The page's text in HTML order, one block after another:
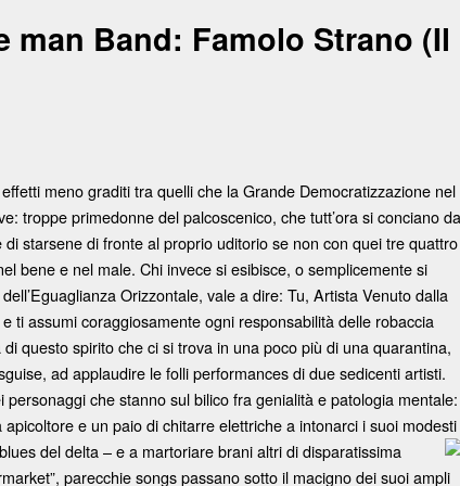
man Band: Famolo Strano (Il
meno graditi tra quelli che la Grande Democratizzazione nel
troppe primedonne del palcoscenico, che tutt’ora si conciano da
starsene di fronte al proprio uditorio se non con quei tre quattro
bene e nel male. Chi invece si esibisce, o semplicemente si
Orizzontale, vale a dire: Tu, Artista Venuto dalla
ti assumi coraggiosamente ogni responsabilità delle robaccia
questo spirito che ci si trova in una poco più di una quarantina,
ad applaudire le folli performances di due sedicenti artisti.
che stanno sul bilico fra genialità e patologia mentale:
e un paio di chitarre elettriche a intonarci i suoi modesti
del delta – e a martoriare brani altri didisparatissima
parecchie songs passano sotto il macigno dei suoi ampli